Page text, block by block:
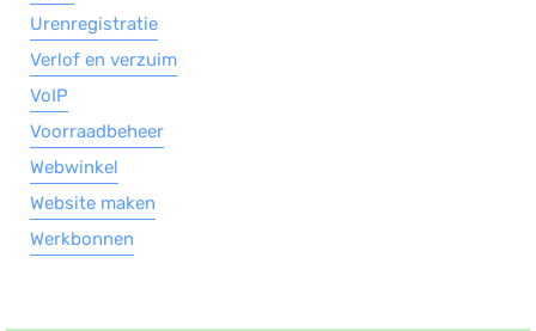
Urenregistratie
Verlof en verzuim
VoIP
Voorraadbeheer
Webwinkel
Website maken
Werkbonnen